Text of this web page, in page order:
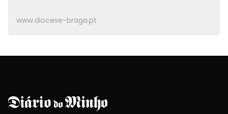
www.diocese-braga.pt